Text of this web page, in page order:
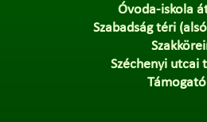
Óvoda-iskola
Szabadság téri
Széchenyi utcai